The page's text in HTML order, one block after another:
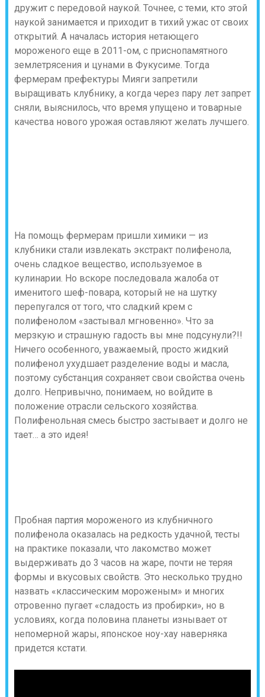
дружит с передовой наукой. Точнее, с теми, кто этой
наукой занимается и приходит в тихий ужас от своих
открытий. А началась история нетающего
мороженого еще в 2011-ом, с приснопамятного
землетрясения и цунами в Фукусиме. Тогда
фермерам префектуры Мияги запретили
выращивать клубнику, а когда через пару лет запрет
сняли, выяснилось, что время упущено и товарные
качества нового урожая оставляют желать лучшего.
На помощь фермерам пришли химики — из
клубники стали извлекать экстракт полифенола,
очень сладкое вещество, используемое в
кулинарии. Но вскоре последовала жалоба от
именитого шеф-повара, который не на шутку
перепугался от того, что сладкий крем с
полифенолом «застывал мгновенно». Что за
мерзкую и страшную гадость вы мне подсунули?!!
Ничего особенного, уважаемый, просто жидкий
полифенол ухудшает разделение воды и масла,
поэтому субстанция сохраняет свои свойства очень
долго. Непривычно, понимаем, но войдите в
положение отрасли сельского хозяйства.
Полифенольная смесь быстро застывает и долго не
тает… а это идея!
Пробная партия мороженого из клубничного
полифенола оказалась на редкость удачной, тесты
на практике показали, что лакомство может
выдерживать до 3 часов на жаре, почти не теряя
формы и вкусовых свойств. Это несколько трудно
назвать «классическим мороженым» и многих
отровенно пугает «сладость из пробирки», но в
условиях, когда половина планеты изнывает от
непомерной жары, японское ноу-хау наверняка
придется кстати.